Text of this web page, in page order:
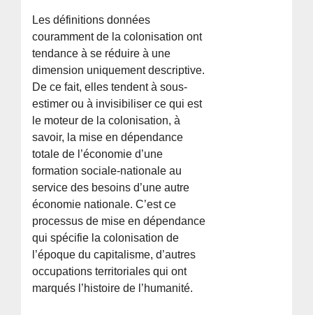
Les définitions données
couramment de la colonisation ont
tendance à se réduire à une
dimension uniquement descriptive.
De ce fait, elles tendent à sous-
estimer ou à invisibiliser ce qui est
le moteur de la colonisation, à
savoir, la mise en dépendance
totale de l’économie d’une
formation sociale-nationale au
service des besoins d’une autre
économie nationale. C’est ce
processus de mise en dépendance
qui spécifie la colonisation de
l’époque du capitalisme, d’autres
occupations territoriales qui ont
marqués l’histoire de l’humanité.